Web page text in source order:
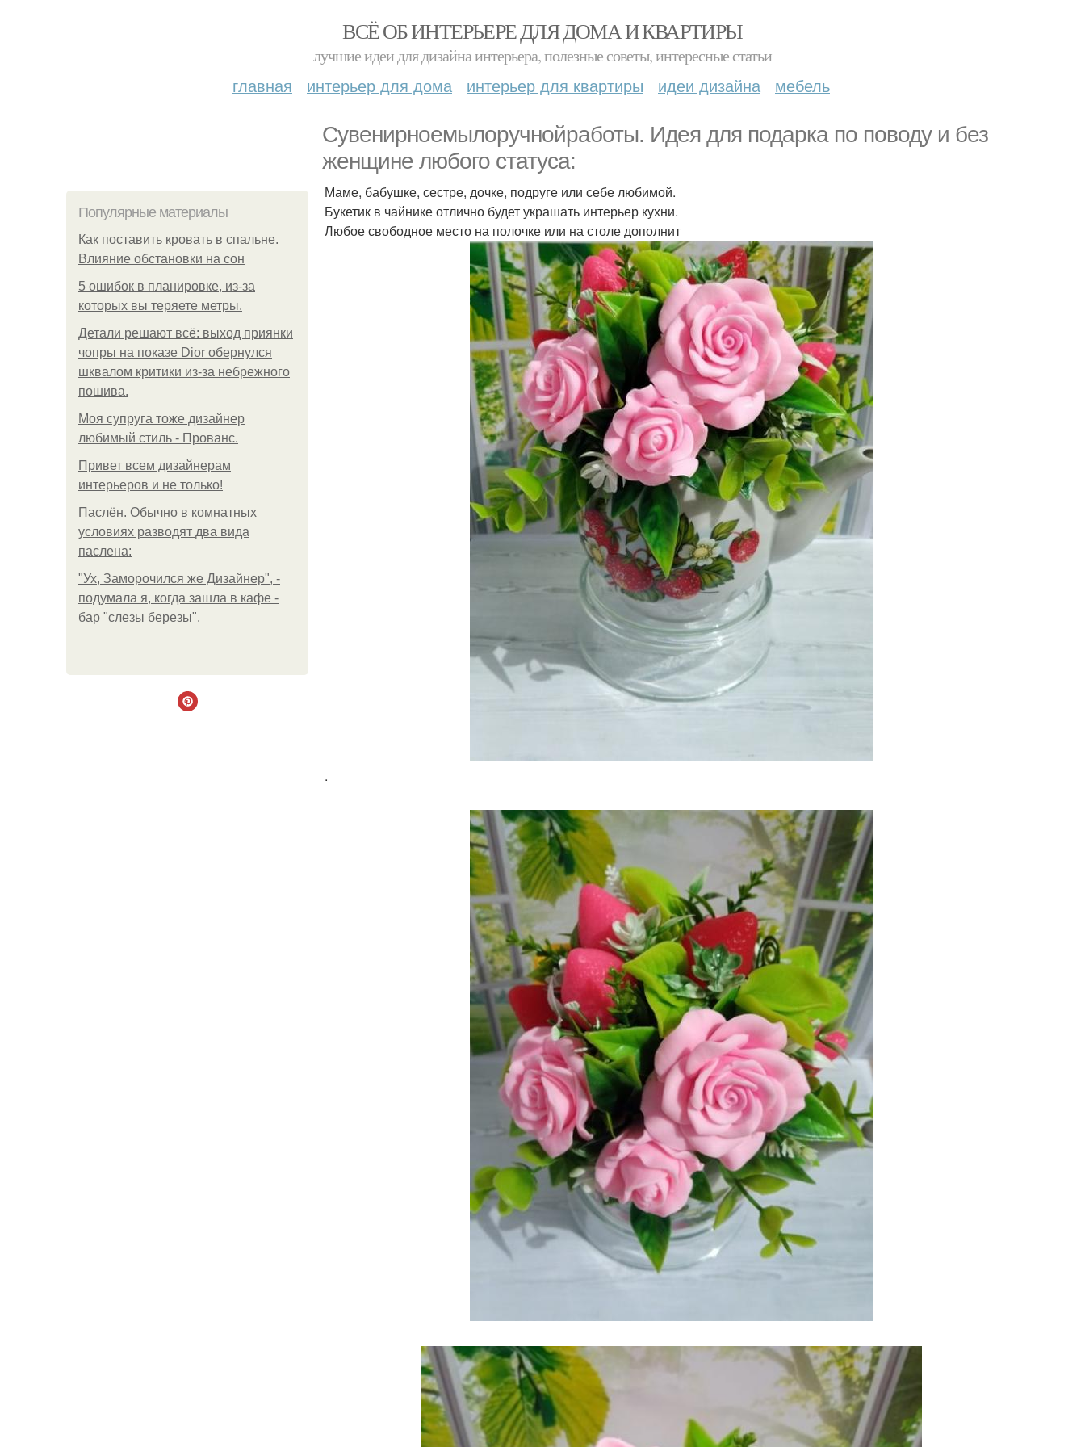
ВСЁ ОБ ИНТЕРЬЕРЕ ДЛЯ ДОМА И КВАРТИРЫ
лучшие идеи для дизайна интерьера, полезные советы, интересные статьи
главная интерьер для дома интерьер для квартиры идеи дизайна мебель
Сувенирноемылоручнойработы. Идея для подарка по поводу и без
женщине любого статуса:
Популярные материалы
Как поставить кровать в спальне.
Влияние обстановки на сон
5 ошибок в планировке, из-за
которых вы теряете метры.
Детали решают всё: выход приянки
чопры на показе Dior обернулся
шквалом критики из-за небрежного
пошива.
Моя супруга тоже дизайнер
любимый стиль - Прованс.
Привет всем дизайнерам
интерьеров и не только!
Паслён. Обычно в комнатных
условиях разводят два вида
паслена:
"Ух, Заморочился же Дизайнер", -
подумала я, когда зашла в кафе -
бар "слезы березы".
Маме, бабушке, сестре, дочке, подруге или себе любимой.
Букетик в чайнике отлично будет украшать интерьер кухни.
Любое свободное место на полочке или на столе дополнит
.